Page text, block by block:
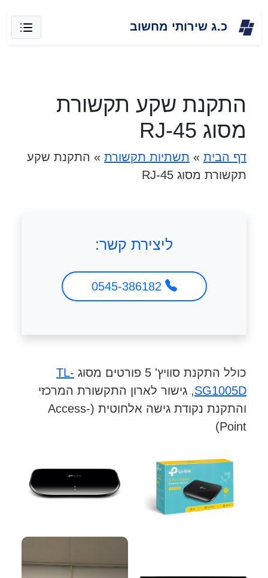
כ.ג שירותי מחשוב
התקנת שקע תקשורת
מסוג RJ-45
דף הבית » תשתיות תקשורת » התקנת שקע
תקשורת מסוג RJ-45
ליצירת קשר:
כולל התקנת סוויץ' 5 פורטים מסוג
TL-
SG1005D, גישור לארון התקשורת המרכזי
והתקנת נקודת גישה אלחוטית (Access-
Point)